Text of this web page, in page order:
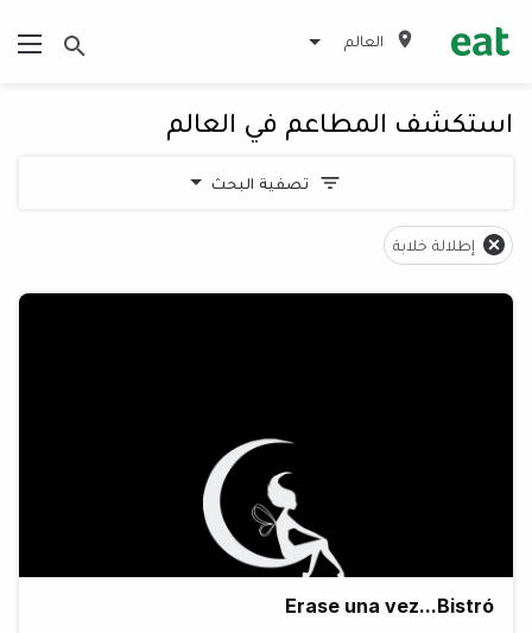
العالم
استكشف المطاعم في العالم
تصفية البحث
إطلالة خلابة
Erase una vez...Bistró